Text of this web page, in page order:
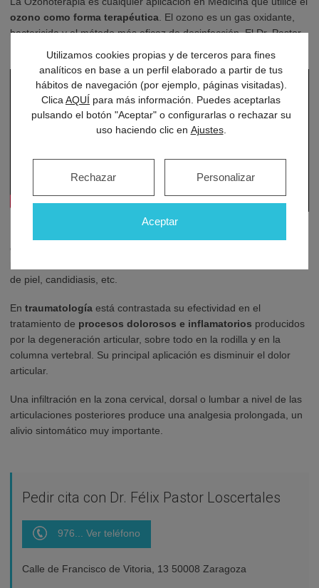
ozono como forma terapéutica . El ozono es un gas oxidante,
bactericida y el método más eficaz de desinfección. El Dr. Pastor
especialidades médicas. Su
de piel, candidiasis, etc.
En traumatología está contrastada su efectividad en el
tratamiento de procesos dolorosos e inflamatorios producidos
por la degeneración articular, sobre todo en la rodilla y en la
columna vertebral. Su principal aplicación es disminuir el dolor
articular.
Una infiltración en la zona cervical, dorsal o lumbar a nivel de las
articulaciones posteriores produce una analgesia prolongada, un
alivio sintomático muy importante.
Pedir cita con Dr. Félix Pastor Loscertales
976... Ver teléfono
Calle de Francisco de Vitoria, 13 50008 Zaragoza
Utilizamos cookies propias y de terceros para fines
analíticos en base a un perfil elaborado a partir de tus
hábitos de navegación (por ejemplo, páginas visitadas).
Clica AQUÍ para más información. Puedes aceptarlas
pulsando el botón "Aceptar" o configurarlas o rechazar su
uso haciendo clic en Ajustes.
Aceptar
Rechazar Personalizar